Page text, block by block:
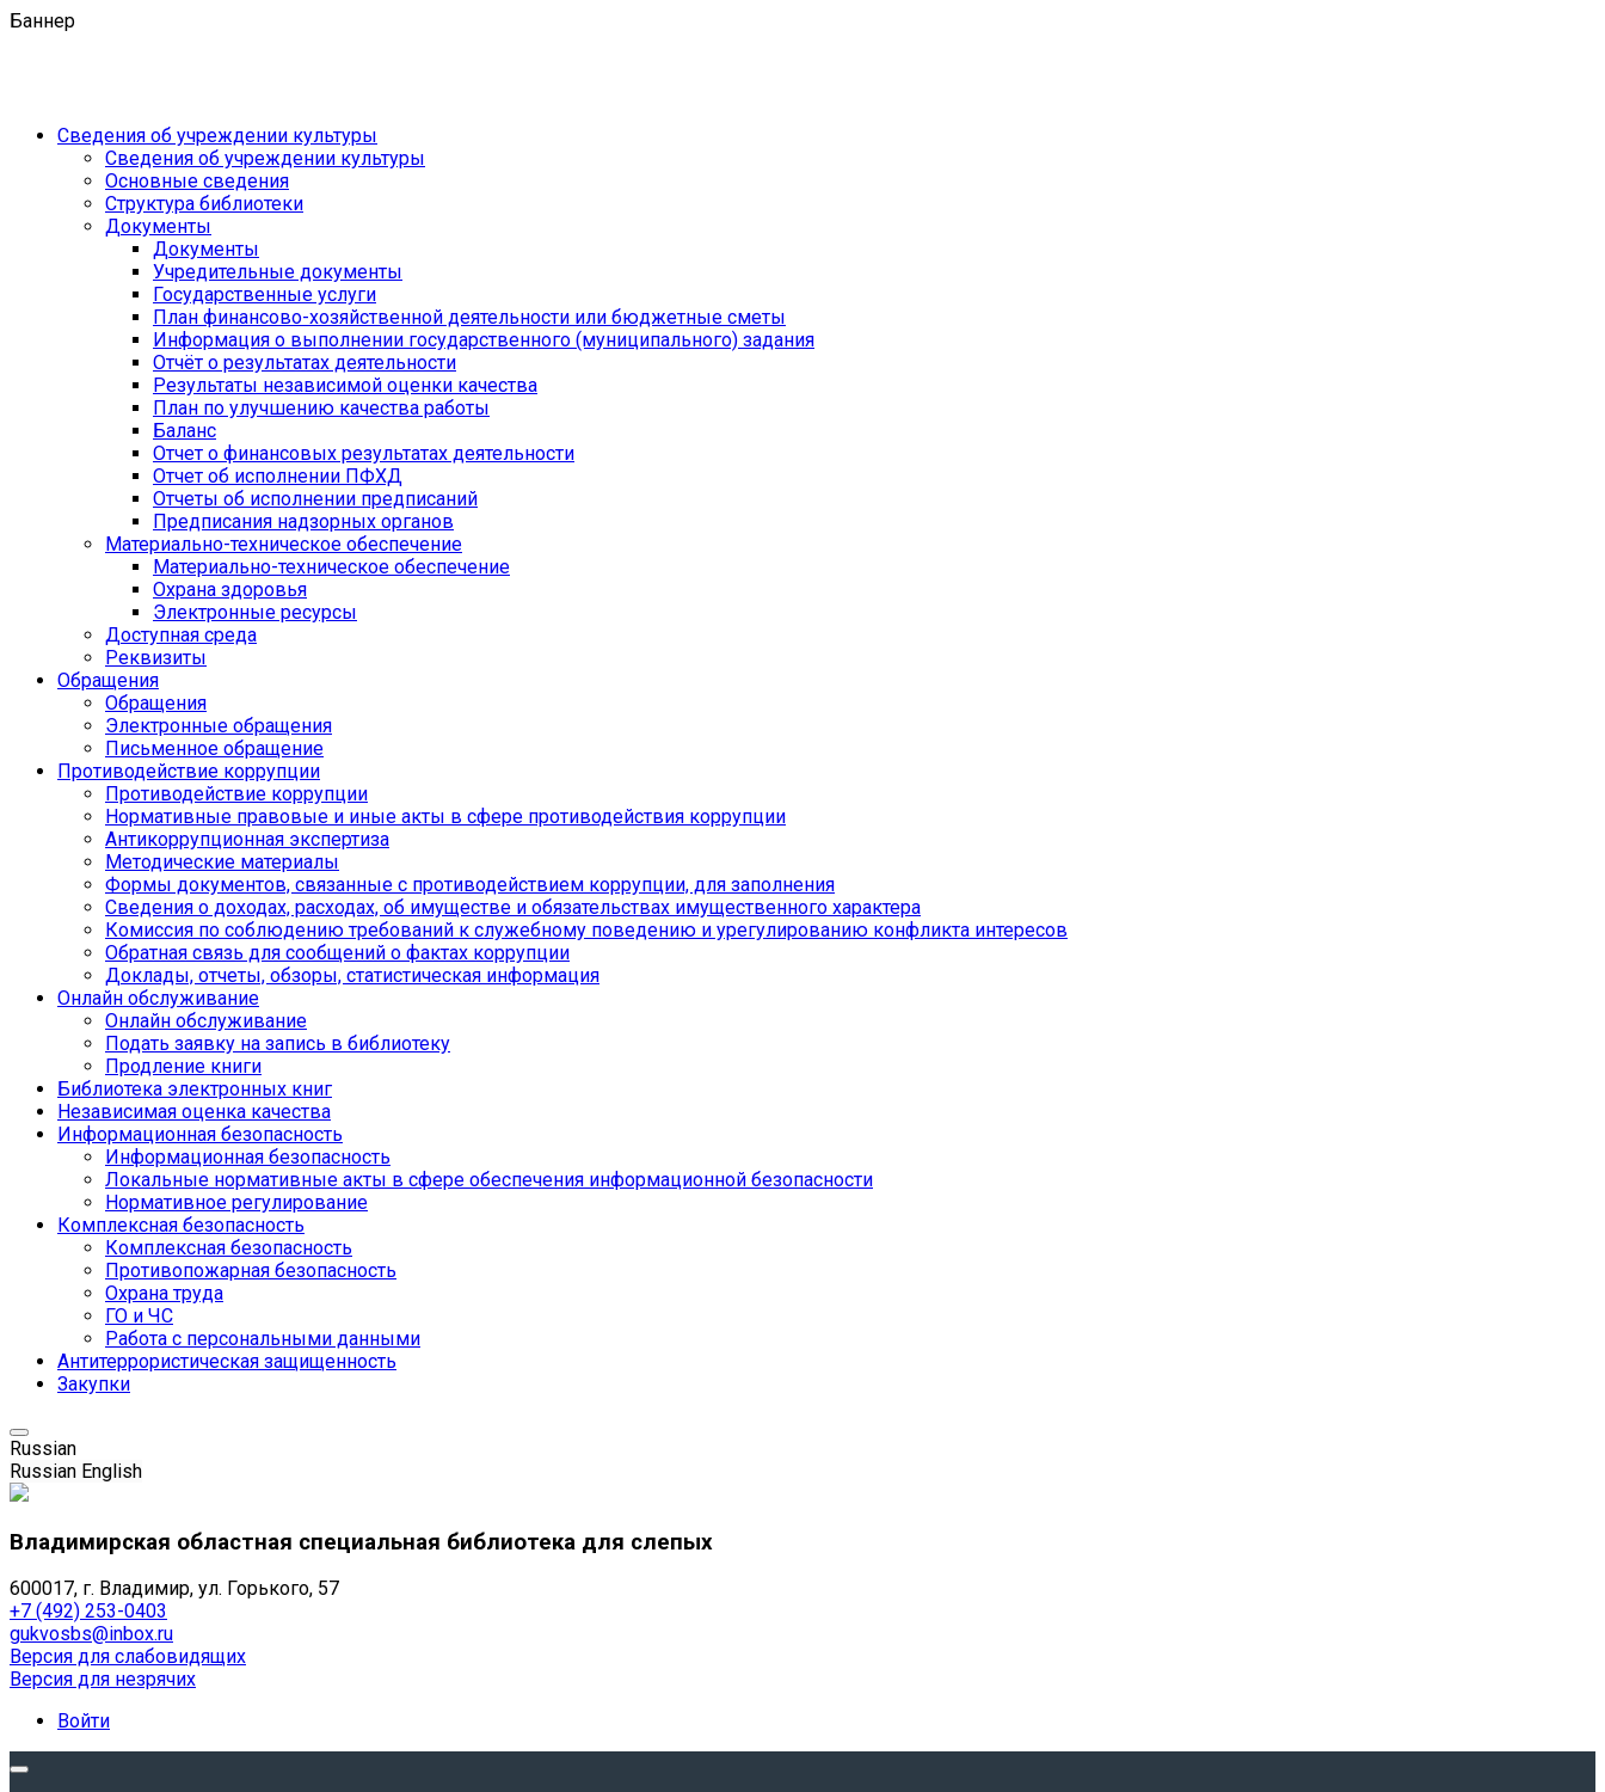
Баннер
Сведения об учреждении культуры
Сведения об учреждении культуры
Основные сведения
Структура библиотеки
Документы
Документы
Учредительные документы
Государственные услуги
План финансово-хозяйственной деятельности или бюджетные сметы
Информация о выполнении государственного (муниципального) задания
Отчёт о результатах деятельности
Результаты независимой оценки качества
План по улучшению качества работы
Баланс
Отчет о финансовых результатах деятельности
Отчет об исполнении ПФХД
Отчеты об исполнении предписаний
Предписания надзорных органов
Материально-техническое обеспечение
Материально-техническое обеспечение
Охрана здоровья
Электронные ресурсы
Доступная среда
Реквизиты
Обращения
Обращения
Электронные обращения
Письменное обращение
Противодействие коррупции
Противодействие коррупции
Нормативные правовые и иные акты в сфере противодействия коррупции
Антикоррупционная экспертиза
Методические материалы
Формы документов, связанные с противодействием коррупции, для заполнения
Сведения о доходах, расходах, об имуществе и обязательствах имущественного характера
Комиссия по соблюдению требований к служебному поведению и урегулированию конфликта интересов
Обратная связь для сообщений о фактах коррупции
Доклады, отчеты, обзоры, статистическая информация
Онлайн обслуживание
Онлайн обслуживание
Подать заявку на запись в библиотеку
Продление книги
Библиотека электронных книг
Независимая оценка качества
Информационная безопасность
Информационная безопасность
Локальные нормативные акты в сфере обеспечения информационной безопасности
Нормативное регулирование
Комплексная безопасность
Комплексная безопасность
Противопожарная безопасность
Охрана труда
ГО и ЧС
Работа с персональными данными
Антитеррористическая защищенность
Закупки
Russian
Russian English
Владимирская областная специальная библиотека для слепых
600017, г. Владимир, ул. Горького, 57
+7 (492) 253-0403
gukvosbs@inbox.ru
Версия для слабовидящих
Версия для незрячих
Войти